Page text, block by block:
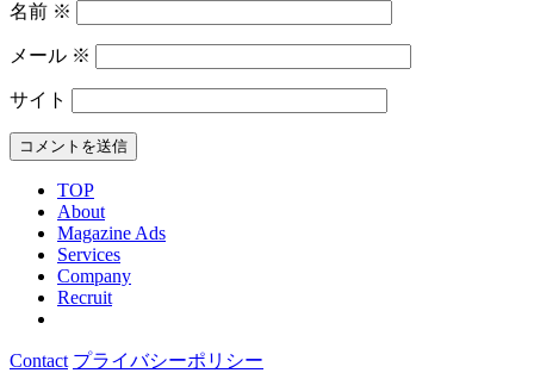
名前 ※
メール ※
サイト
TOP
About
Magazine Ads
Services
Company
Recruit
Contact プライバシーポリシー